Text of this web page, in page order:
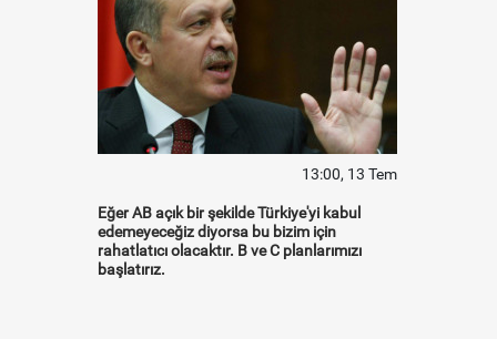
13:00, 13 Tem
Eğer AB açık bir şekilde Türkiye'yi kabul
edemeyeceğiz diyorsa bu bizim için
rahatlatıcı olacaktır. B ve C planlarımızı
başlatırız.